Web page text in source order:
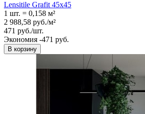
Lensitile Grafit 45x45
1 шт. = 0,158 м²
2 988,58 руб./м²
471 руб./шт.
Экономия -471 руб.
В корзину